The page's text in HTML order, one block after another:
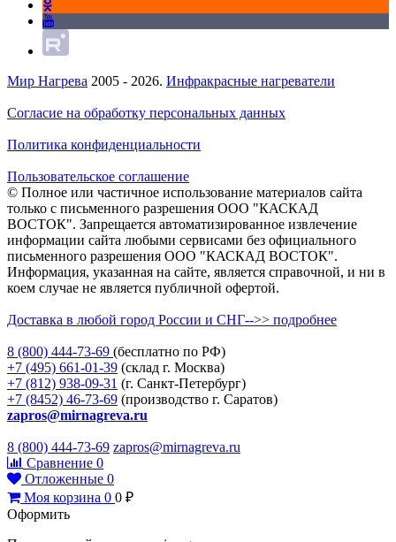
Мир Нагрева 2005 - 2026. Инфракрасные нагреватели
Согласие на обработку персональных данных
Политика конфиденциальности
Пользовательское соглашение
© Полное или частичное использование материалов сайта
только с письменного разрешения ООО "КАСКАД
ВОСТОК". Запрещается автоматизированное извлечение
информации сайта любыми сервисами без официального
письменного разрешения ООО "КАСКАД ВОСТОК".
Информация, указанная на сайте, является справочной, и ни в
коем случае не является публичной офертой.
Доставка в любой город России и СНГ-->> подробнее
8 (800) 444-73-69 (бесплатно по РФ)
+7 (495) 661-01-39 (склад г. Москва)
+7 (812) 938-09-31 (г. Санкт-Петербург)
+7 (8452) 46-73-69 (производство г. Саратов)
zapros@mirnagreva.ru
8 (800) 444-73-69 zapros@mirnagreva.ru
Сравнение 0
Отложенные 0
Моя корзина 0 0 ₽
Оформить